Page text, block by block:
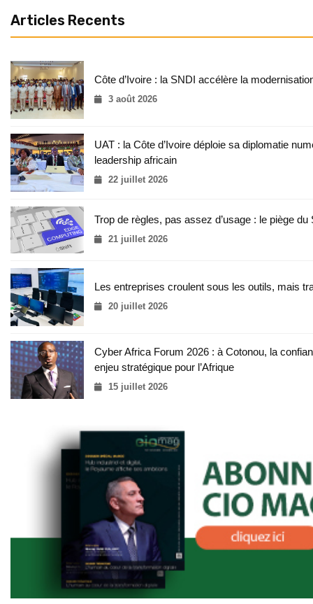
Articles Recents
Côte d’Ivoire : la SNDI accélère la
3 août 2026
UAT : la Côte d’Ivoire déploie sa diplomatie
leadership africain
22 juillet 2026
Trop de règles, pas assez d’usage : le piège du
21 juillet 2026
Les entreprises croulent sous les outils, mais
20 juillet 2026
Cyber Africa Forum 2026 : à Cotonou, la
enjeu stratégique pour l’Afrique
15 juillet 2026